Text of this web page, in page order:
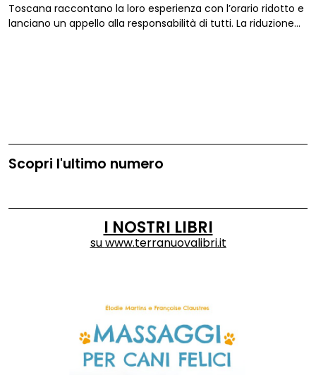
Toscana raccontano la loro esperienza con l’orario ridotto e
lanciano un appello alla responsabilità di tutti. La riduzione
Scopri l'ultimo numero
I NOSTRI LIBRI
suwww.terranuovalibri.it